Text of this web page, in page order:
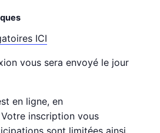
ICI
vous sera envoyé le jour
en ligne, en
inscription vous
sont limitées ainsi,